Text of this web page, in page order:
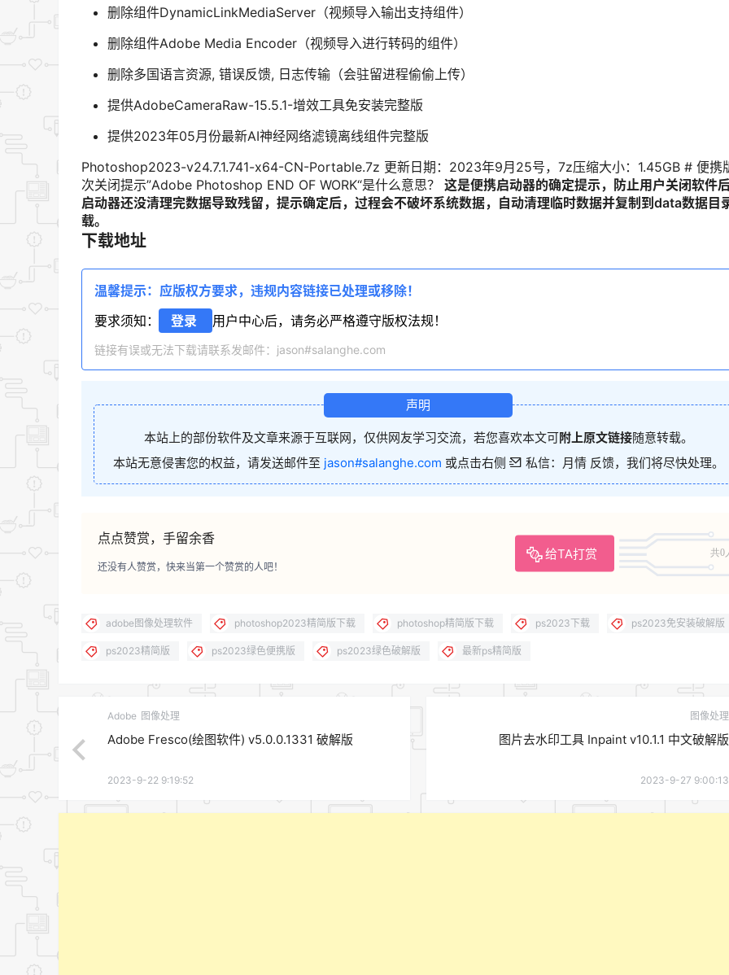
删除组件DynamicLinkMediaServer（视频导入输出支持组件）
删除组件Adobe Media Encoder（视频导入进行转码的组件）
删除多国语言资源, 错误反馈, 日志传输（会驻留进程偷偷上传）
提供AdobeCameraRaw-15.5.1-增效工具免安装完整版
提供2023年05月份最新AI神经网络滤镜离线组件完整版
Photoshop2023-v24.7.1.741-x64-CN-Portable.7z 更新日期：2023年9月25号，7z压缩大小：1.45GB # 便携
次关闭提示”Adobe Photoshop END OF WORK“是什么意思？ 这是便携启动器的确定提示，防止用户关闭软件
启动器还没清理完数据导致残留，提示确定后，过程会不破坏系统数据，自动清理临时数据并复制到data数据目
载。
下载地址
温馨提示：应版权方要求，违规内容链接已处理或移除！
要求须知：
登录 用户中心后，请务必严格遵守版权法规！
链接有误或无法下载请联系发邮件：jason#salanghe.com
声明
本站上的部份软件及文章来源于互联网，仅供网友学习交流，若您喜欢本文可附上原文链接随意转载。
本站无意侵害您的权益，请发送邮件至 jason#salanghe.com 或点击右侧 私信：月情 反馈，我们将尽快处理。
点点赞赏，手留余香
给TA打赏 共0
还没有人赞赏，快来当第一个赞赏的人吧！
adobe图像处理软件 photoshop2023精简版下载 photoshop精简版下载 ps2023下载 ps2023免安装破解版
ps2023精简版 ps2023绿色便携版 ps2023绿色破解版 最新ps精简版
Adobe 图像处理
Adobe Fresco(绘图软件) v5.0.0.1331 破解版
2023-9-22 9:19:52
图像处理
图片去水印工具 Inpaint v10.1.1 中文破解版
2023-9-27 9:00:13